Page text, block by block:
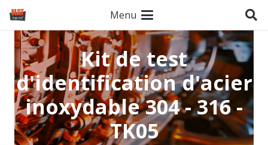
Menu
Kit de test
d'identification d'acier
inoxydable 304 - 316 -
TK05